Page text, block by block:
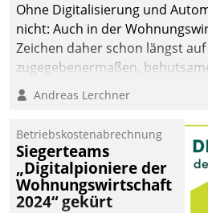
Ohne Digitalisierung und
nicht: Auch in der
Zeichen daher schon längst
zugegebenermaßen,
Branchen.
Andreas Lerchner
Betriebskostenabrechnung
Siegerteams
„Digitalpioniere der
Wohnungswirtschaft
2024“ gekürt